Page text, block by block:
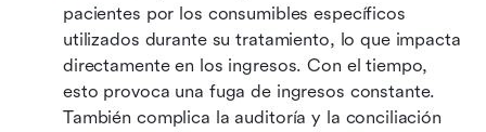
pacientes por los consumibles específicos
utilizados durante su tratamiento, lo que impacta
directamente en los ingresos. Con el tiempo,
esto provoca una fuga de ingresos constante.
También complica la auditoría y la conciliación